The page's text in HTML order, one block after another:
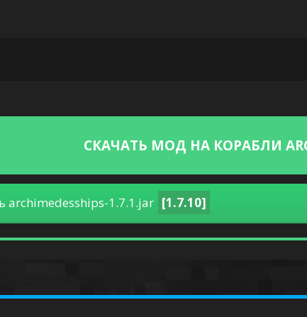
СКАЧАТЬ МОД НА КОРАБЛИ
archimedesships-1.7.1.jar [1.7.10]